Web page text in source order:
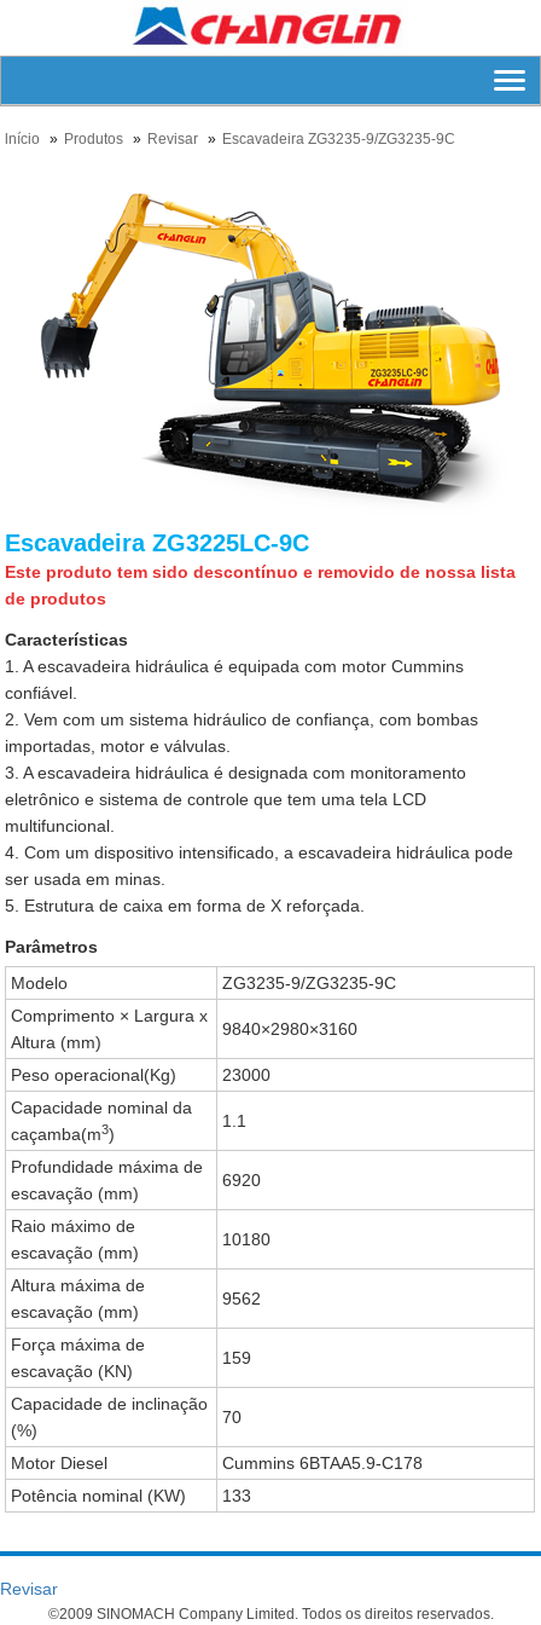
lnício Produtos Revisar Escavadeira ZG3235-9/ZG3235-9C
Escavadeira ZG3225LC-9C
Este produto tem sido descontínuo e removido de nossa lista
de produtos
Características
1. A escavadeira hidráulica é equipada com motor Cummins
confiável.
2. Vem com um sistema hidráulico de confiança, com bombas
importadas, motor e válvulas.
3. A escavadeira hidráulica é designada com monitoramento
eletrônico e sistema de controle que tem uma tela LCD
multifuncional.
4. Com um dispositivo intensificado, a escavadeira hidráulica pode
ser usada em minas.
5. Estrutura de caixa em forma de X reforçada.
Parâmetros
Modelo
ZG3235-9/ZG3235-9C
Comprimento × Largura x
Altura (mm)
9840×2980×3160
Peso operacional(Kg)
23000
Capacidade nominal da
caçamba(m3)
1.1
Profundidade máxima de
escavação (mm)
6920
Raio máximo de
escavação (mm)
10180
Altura máxima de
escavação (mm)
9562
Força máxima de
escavação (KN)
159
Capacidade de inclinação
(%)
70
Motor Diesel
Cummins 6BTAA5.9-C178
Potência nominal (KW)
133
Revisar
©2009 SINOMACH Company Limited. Todos os direitos reservados.